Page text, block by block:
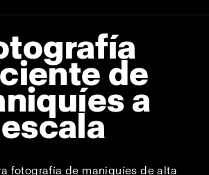
de
a
escala
fotografía de maniquíes de alta